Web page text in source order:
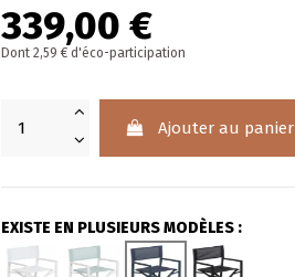
339,00 €
Dont 2,59 € d'éco-participation
Ajouter au panier
EXISTE EN PLUSIEURS MODÈLES :